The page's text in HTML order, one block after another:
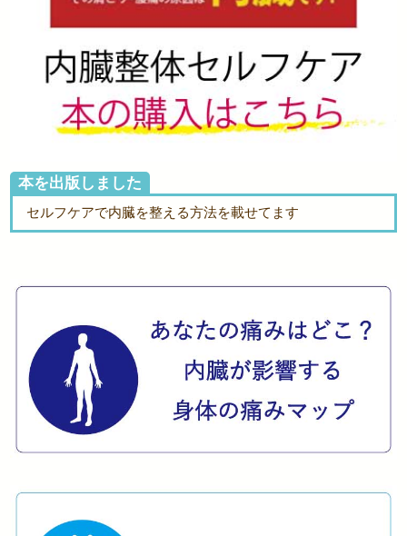
本を出版しました
セルフケアで内臓を整える方法を載せてます